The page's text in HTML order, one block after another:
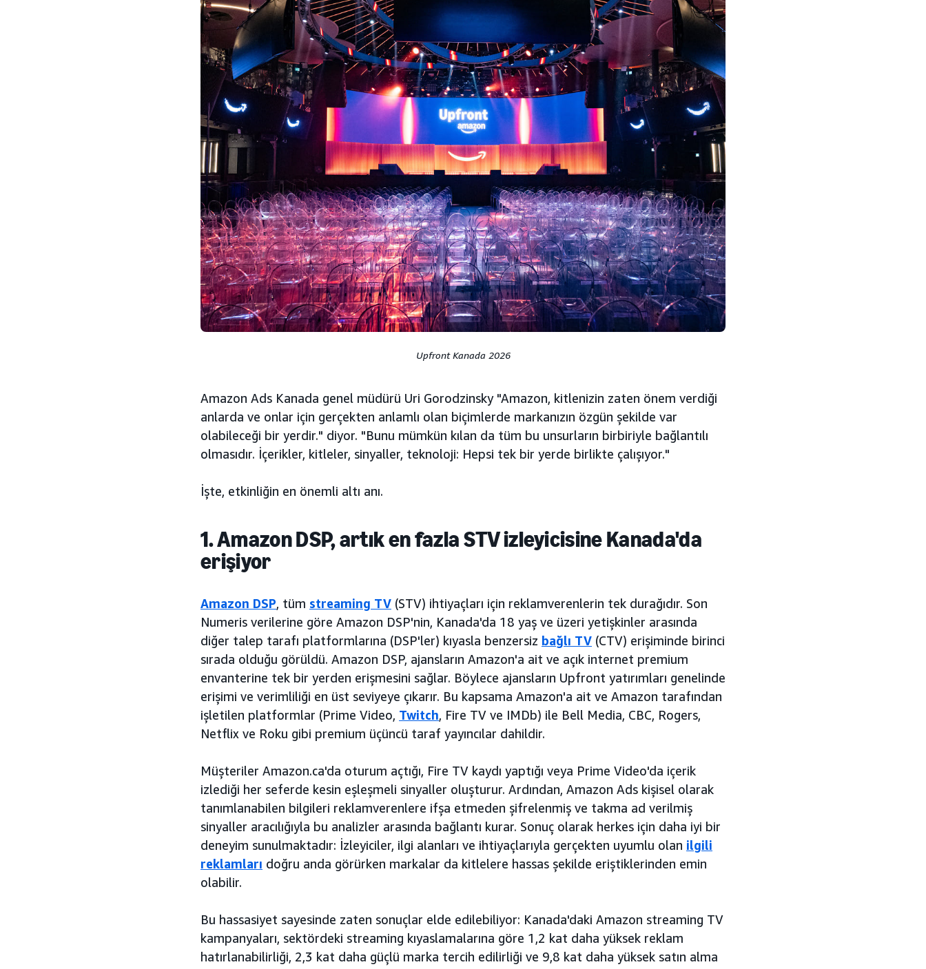
Upfront Kanada 2026
Amazon Ads Kanada genel müdürü Uri Gorodzinsky "Amazon, kitlenizin zaten önem verdiği
anlarda ve onlar için gerçekten anlamlı olan biçimlerde markanızın özgün şekilde var
olabileceği bir yerdir." diyor. "Bunu mümkün kılan da tüm bu unsurların birbiriyle bağlantılı
olmasıdır. İçerikler, kitleler, sinyaller, teknoloji: Hepsi tek bir yerde birlikte çalışıyor."
İşte, etkinliğin en önemli altı anı.
1. Amazon DSP, artık en fazla STV izleyicisine Kanada'da
erişiyor
Amazon DSP, tüm streaming TV (STV) ihtiyaçları için reklamverenlerin tek durağıdır. Son
Numeris verilerine göre Amazon DSP'nin, Kanada'da 18 yaş ve üzeri yetişkinler arasında
diğer talep tarafı platformlarına (DSP'ler) kıyasla benzersiz bağlı TV (CTV) erişiminde birinci
sırada olduğu görüldü. Amazon DSP, ajansların Amazon'a ait ve açık internet premium
envanterine tek bir yerden erişmesini sağlar. Böylece ajansların Upfront yatırımları genelinde
erişimi ve verimliliği en üst seviyeye çıkarır. Bu kapsama Amazon'a ait ve Amazon tarafından
işletilen platformlar (Prime Video, Twitch, Fire TV ve IMDb) ile Bell Media, CBC, Rogers,
Netflix ve Roku gibi premium üçüncü taraf yayıncılar dahildir.
Müşteriler Amazon.ca'da oturum açtığı, Fire TV kaydı yaptığı veya Prime Video'da içerik
izlediği her seferde kesin eşleşmeli sinyaller oluşturur. Ardından, Amazon Ads kişisel olarak
tanımlanabilen bilgileri reklamverenlere ifşa etmeden şifrelenmiş ve takma ad verilmiş
sinyaller aracılığıyla bu analizler arasında bağlantı kurar. Sonuç olarak herkes için daha iyi bir
deneyim sunulmaktadır: İzleyiciler, ilgi alanları ve ihtiyaçlarıyla gerçekten uyumlu olan ilgili
reklamları doğru anda görürken markalar da kitlelere hassas şekilde eriştiklerinden emin
olabilir.
Bu hassasiyet sayesinde zaten sonuçlar elde edilebiliyor: Kanada'daki Amazon streaming TV
kampanyaları, sektördeki streaming kıyaslamalarına göre 1,2 kat daha yüksek reklam
hatırlanabilirliği, 2,3 kat daha güçlü marka tercih edilirliği ve 9,8 kat daha yüksek satın alma